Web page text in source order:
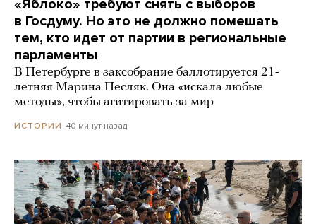
«Яблоко» требуют снять с выборов
в Госдуму. Но это не должно помешать
тем, кто идет от партии в региональные
парламенты
В Петербурге в заксобрание баллотируется 21-
летняя Марина Песляк. Она «искала любые
методы», чтобы агитировать за мир
ИСТОРИИ 40 минут назад